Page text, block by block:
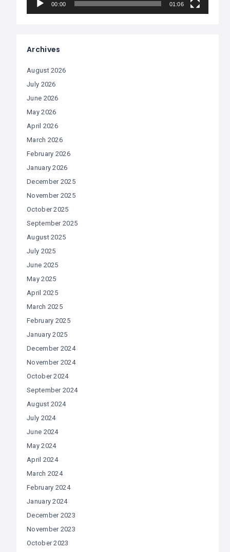
00:00 01:06
Archives
August 2026
July 2026
June 2026
May 2026
April 2026
March 2026
February 2026
January 2026
December 2025
November 2025
October 2025
September 2025
August 2025
July 2025
June 2025
May 2025
April 2025
March 2025
February 2025
January 2025
December 2024
November 2024
October 2024
September 2024
August 2024
July 2024
June 2024
May 2024
April 2024
March 2024
February 2024
January 2024
December 2023
November 2023
October 2023